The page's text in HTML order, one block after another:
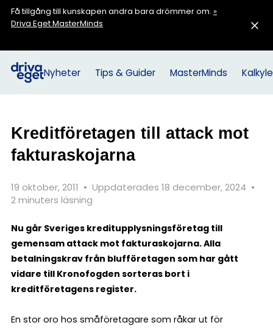
Få tillgång till kunskapen andra bara drömmer om. »
Driva Eget MasterMinds
Nyheter Tips & Guider MasterMinds
Kreditföretagen till attack mot
fakturaskojarna
19 oktober, 2011 • Uppdaterades 18 december, 2024 •
2 minuters läsning
Nu går Sveriges kreditupplysningsföretag till
gemensam attack mot fakturaskojarna. Alla
betalningskrav från blufföretagen som har gått
vidare till Kronofogden sorteras bort i
kreditföretagens register.
En stor oro hos småföretagare som råkar ut för